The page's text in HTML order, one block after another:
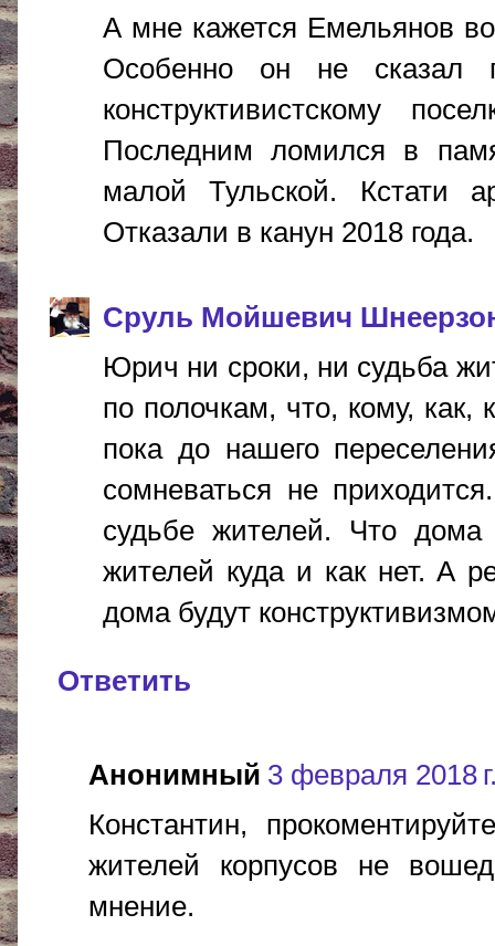
А мне кажется Емельянов
Особенно он не
конструктивистскому
Последним ломился в
малой Тульской. Кстати
Отказали в канун 2018 года.
Сруль Мойшевич
Юрич ни сроки, ни судьба
по полочкам, что, кому, как,
пока до нашего
сомневаться не
судьбе жителей. Что дома
жителей куда и как нет. А
дома будут
Ответить
Анонимный 3 февраля 2018
Константин,
жителей корпусов не
мнение.